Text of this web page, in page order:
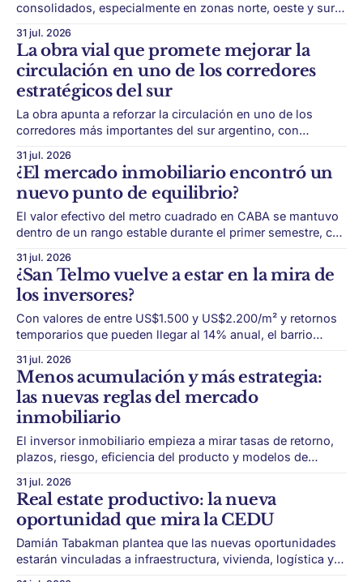
consolidados, especialmente en zonas norte, oeste y sur,
áreas céntricas. Córdoba capital aparece como una
alternativa para quienes buscan acceder a una casa con un
ticket más bajo que en otros
31 jul. 2026
La obra vial que promete mejorar la
circulación en uno de los corredores
estratégicos del sur
La obra apunta a reforzar la circulación en uno de los
corredores más importantes del sur argentino, con
y la conectividad regional La Patagonia vuelve a poner a la
infraestructura vial en el centro de su agenda de
desarrollo. El proyecto
31 jul. 2026
¿El mercado inmobiliario encontró un
nuevo punto de equilibrio?
El valor efectivo del metro cuadrado en CABA se mantuvo
dentro de un rango estable durante el primer semestre, con
inmobiliario porteño empieza a mostrar una señal de
mayor previsibilidad. Después de la recomposición de
precios registrada durante 2025, el primer
31 jul. 2026
¿San Telmo vuelve a estar en la mira de
los inversores?
Con valores de entre US$1.500 y US$2.200/m² y retornos
temporarios que pueden llegar al 14% anual, el barrio
revalorización. San Telmo vuelve a aparecer como una
oportunidad dentro del mercado inmobiliario porteño.
Durante años, la atención de
31 jul. 2026
Menos acumulación y más estrategia:
las nuevas reglas del mercado
inmobiliario
El inversor inmobiliario empieza a mirar tasas de retorno,
plazos, riesgo, eficiencia del producto y modelos de
siendo refugio de valor, pero la forma de invertir está
cambiando. Durante años, la lógica fue relativamente
simple: comprar una propiedad, conservarla y
31 jul. 2026
Real estate productivo: la nueva
oportunidad que mira la CEDU
Damián Tabakman plantea que las nuevas oportunidades
estarán vinculadas a infraestructura, vivienda, logística y